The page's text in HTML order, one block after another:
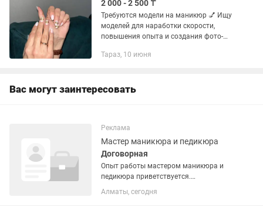
2 000 - 2 500 ₸
Требуются модели на маникюр 💅 Ищу
моделей для наработки скорости,
повышения опыта и создания фото-
Наращивание ногтей – 2500₸ • Гель-
Тараз, 10 июня
Вас могут заинтересовать
Реклама
Мастер маникюра и педикюра
Договорная
Опыт работы мастером маникюра и
педикюра приветствуется.
Качественное выполнение услуг.
Ответственность, аккуратность и
Алматы, сегодня